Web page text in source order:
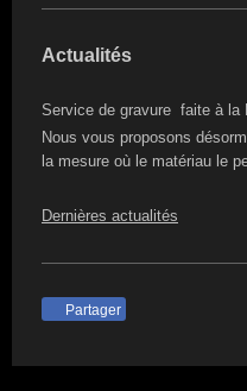
Actualités
Service de gravure faite à la
Nous vous proposons
la mesure où le matériau le
Dernières actualités
Partager